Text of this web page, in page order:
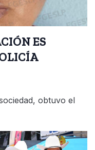
ES
obtuvo el